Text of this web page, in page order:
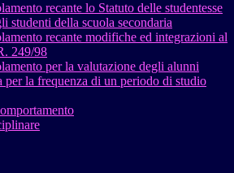
recante lo Statuto delle studentesse
studenti della scuola secondaria
recante modifiche ed integrazioni al
249/98
per la valutazione degli alunni
per la frequenza di un periodo di studio